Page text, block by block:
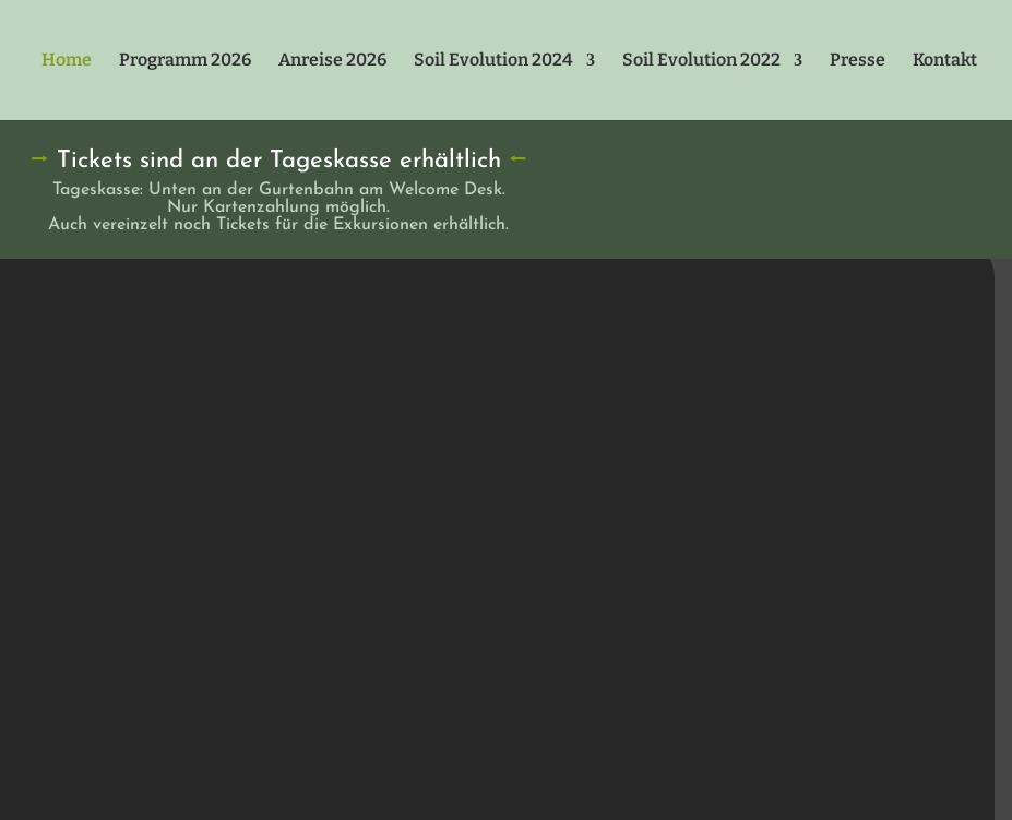
Home Programm 2026 Anreise 2026 Soil Evolution 2024 Soil Evolution 2022 Presse Kontakt
⭢ Tickets sind an der Tageskasse erhältlich ⭠
Tageskasse: Unten an der Gurtenbahn am Welcome Desk.
Nur Kartenzahlung möglich.
Auch vereinzelt noch Tickets für die Exkursionen erhältlich.